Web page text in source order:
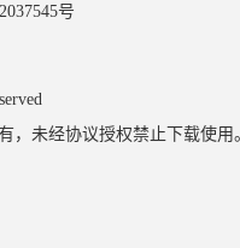
号
，未经协议授权禁止下载使用